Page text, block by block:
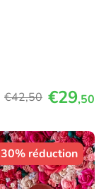
€42,50 €29,50
30% réduction